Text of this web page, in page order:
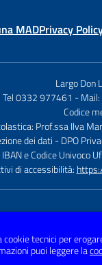
MADPrivacy
Largo Don
Tel 0332 977461 - Mail:
Codice
Prof.ssa Ilva
dei dati - DPO
e Codice Univoco
di accessibilità:
tecnici per
puoi leggere la